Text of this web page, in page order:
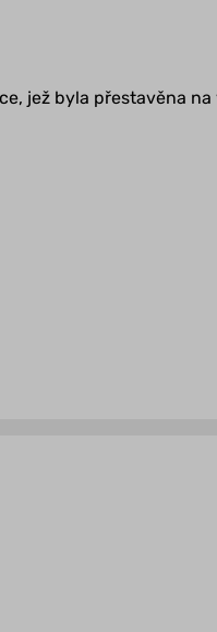
jež byla přestavěna